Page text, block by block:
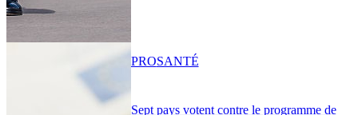
Sept pays votent contre le programme de
PROSANTÉ